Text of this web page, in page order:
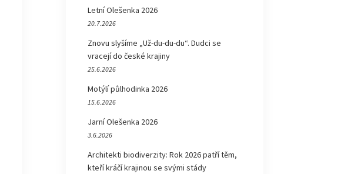
Letní Olešenka 2026
20.7.2026
Znovu slyšíme „Už-du-du-du“. Dudci se
vracejí do české krajiny
25.6.2026
Motýlí půlhodinka 2026
15.6.2026
Jarní Olešenka 2026
3.6.2026
Architekti biodiverzity: Rok 2026 patří těm,
kteří kráčí krajinou se svými stády